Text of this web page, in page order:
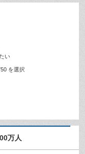
い
を選択
万人